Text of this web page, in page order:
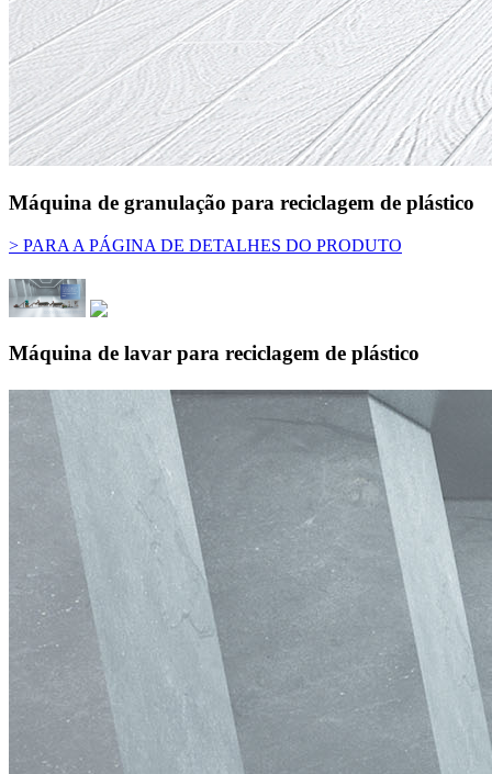
Máquina de granulação para reciclagem de plástico
> PARA A PÁGINA DE DETALHES DO PRODUTO
Máquina de lavar para reciclagem de plástico